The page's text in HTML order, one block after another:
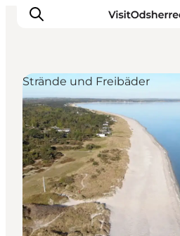
Events
Erlebnisse
Essen
Unterkünfte
Nützliches
Strände und Freibäder